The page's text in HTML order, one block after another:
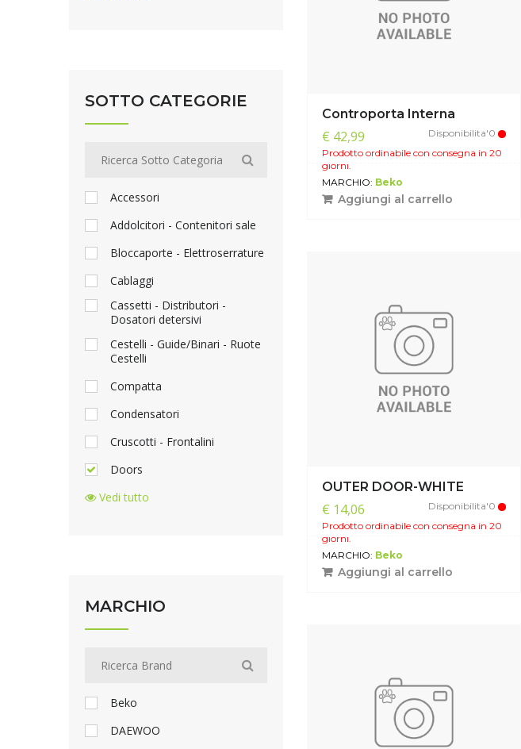
Controporta Interna
€ 42,99
Disponibilita'0
Prodotto ordinabile con consegna in 20
giorni.
MARCHIO: Beko
Aggiungi al carrello
OUTER DOOR-WHITE
€ 14,06
Disponibilita'0
Prodotto ordinabile con consegna in 20
giorni.
MARCHIO: Beko
Aggiungi al carrello
SOTTO CATEGORIE
Accessori
Addolcitori - Contenitori sale
Bloccaporte - Elettroserrature
Cablaggi
Cassetti - Distributori -
Dosatori detersivi
Cestelli - Guide/Binari - Ruote
Cestelli
Compatta
Condensatori
Cruscotti - Frontalini
Doors
Vedi tutto
MARCHIO
Beko
DAEWOO